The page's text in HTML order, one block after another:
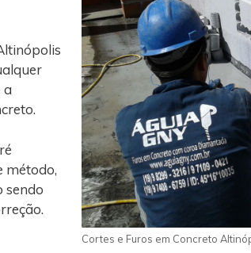
a
método,
sendo
Cortes e Furos em Concreto